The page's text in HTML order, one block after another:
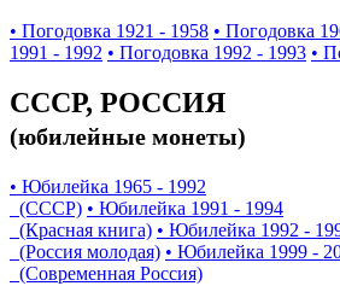
• Погодовка 1921 - 1958 • Погодовка
1991 - 1992 • Погодовка 1992 - 1993 •
СССР, РОССИЯ
(юбилейные монеты)
• Юбилейка 1965 - 1992
(СССР) • Юбилейка 1991 - 1994
(Красная книга) • Юбилейка 1992 -
(Россия молодая) • Юбилейка 1999 -
(Современная Россия)